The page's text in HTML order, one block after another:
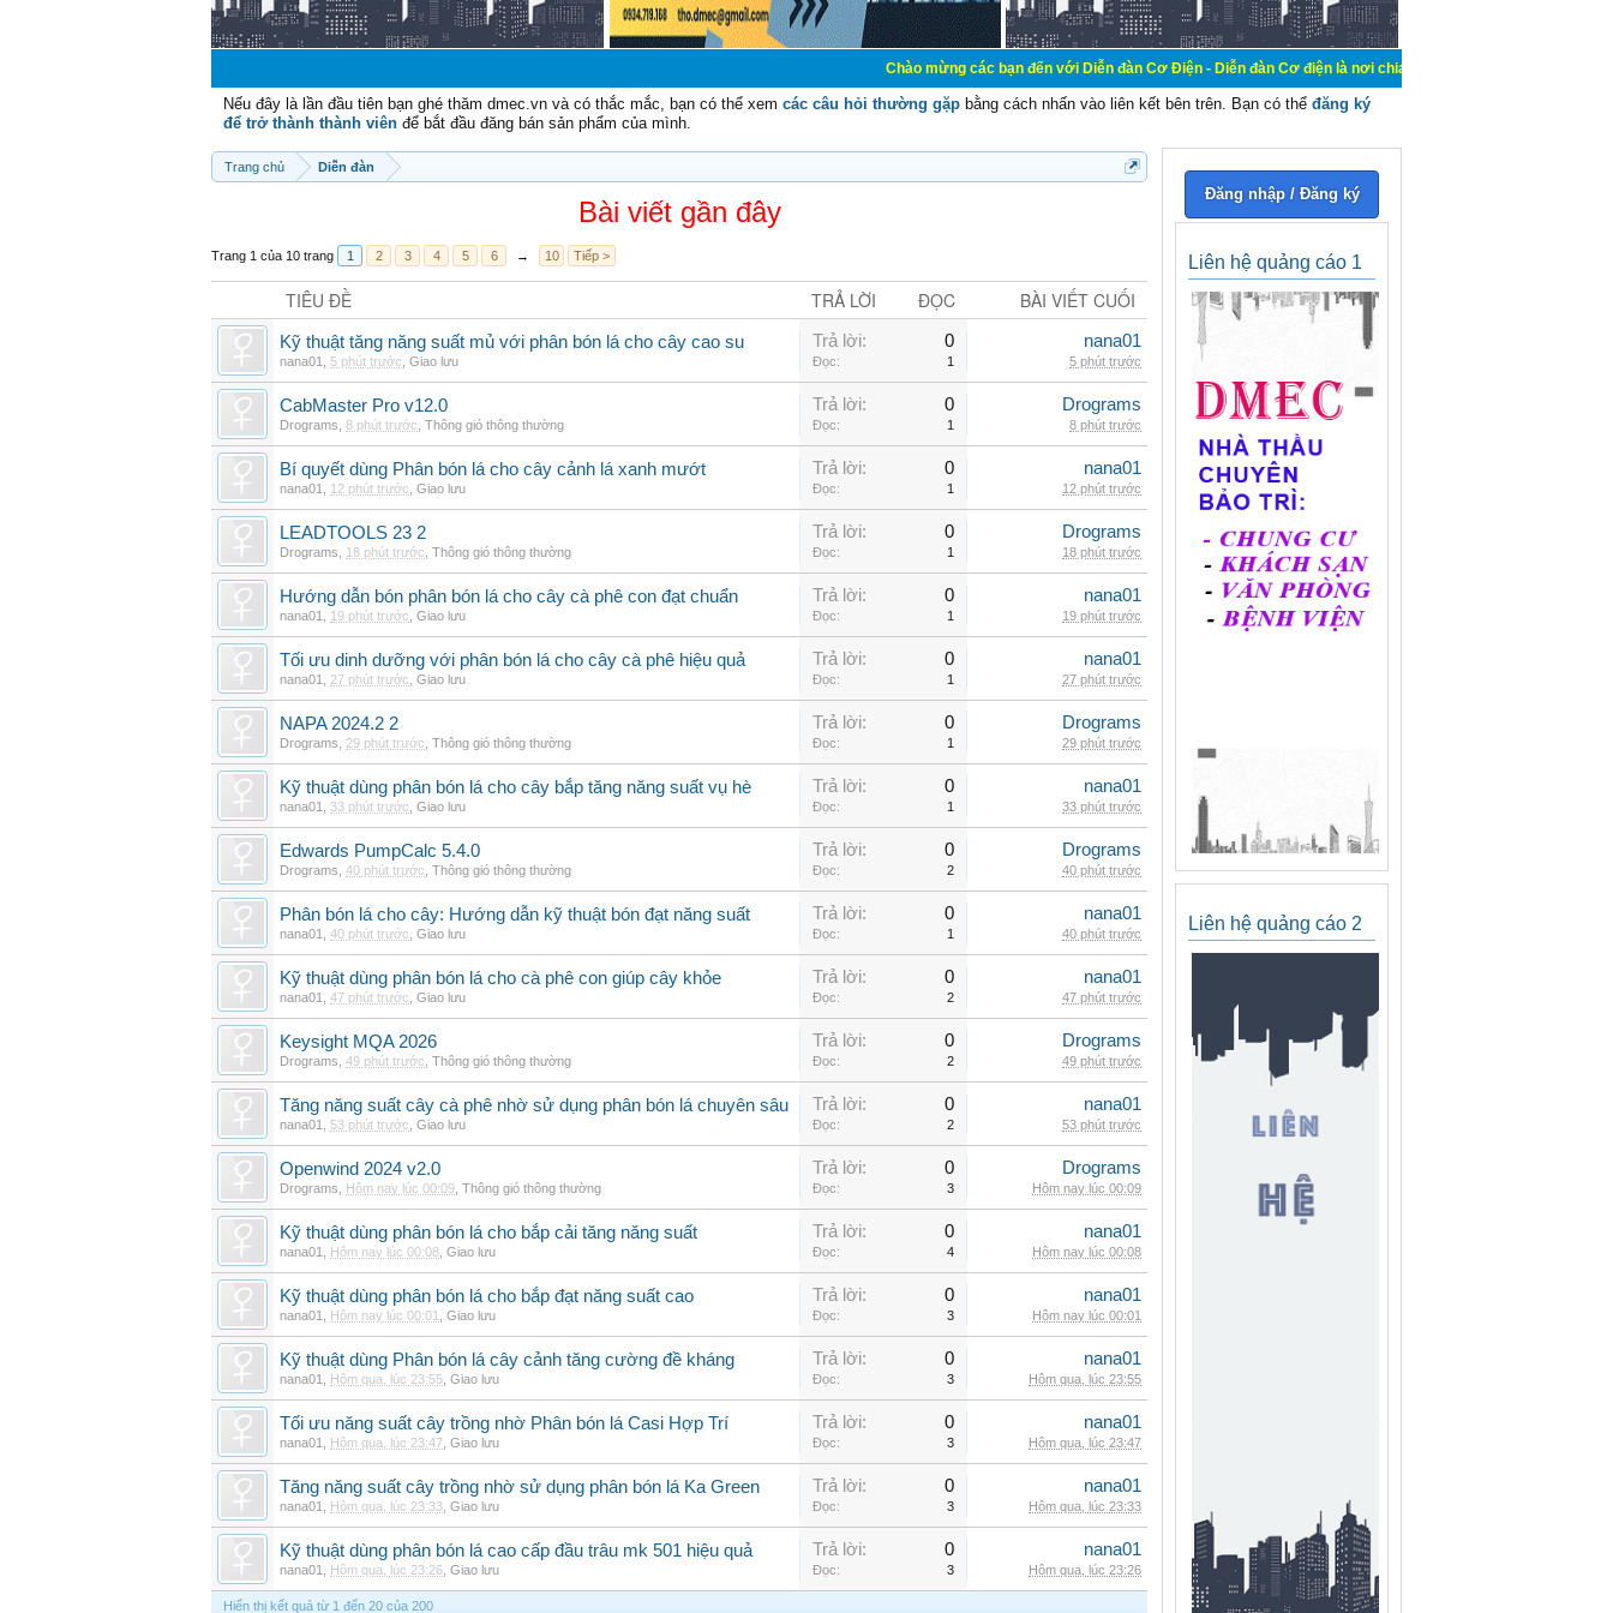
Chào mừng các bạn đến với Diễn đàn Cơ Điện - Diễn đàn Cơ điện là nơi chia sẽ kiến thức kinh nghiệm trong lãnh
Nếu đây là lần đầu tiên bạn ghé thăm dmec.vn và có thắc mắc, bạn có thể xem các câu hỏi thường gặp bằng cách nhấn vào liên kết bên trên. Bạn có thể đăng ký
để trở thành thành viên để bắt đầu đăng bán sản phẩm của mình.
Trang chủ Diễn đàn
Bài viết gần đây
Trang 1 của 10 trang 1 2 3 4 5 6 → 10 Tiếp >
TIÊU ĐỀ TRẢ LỜI ĐỌC BÀI VIẾT CUỐI
Kỹ thuật tăng năng suất mủ với phân bón lá cho cây cao su
nana01 5 phút trước Giao lưu
Trả lời: 0
Đọc: 1
nana01
5 phút trước
CabMaster Pro v12.0
Drograms 8 phút trước Thông gió thông thường
Trả lời: 0
Đọc: 1
Drograms
8 phút trước
Bí quyết dùng Phân bón lá cho cây cảnh lá xanh mướt
nana01 12 phút trước Giao lưu
Trả lời: 0
Đọc: 1
nana01
12 phút trước
LEADTOOLS 23 2
Drograms 18 phút trước Thông gió thông thường
Trả lời: 0
Đọc: 1
Drograms
18 phút trước
Hướng dẫn bón phân bón lá cho cây cà phê con đạt chuẩn
nana01 19 phút trước Giao lưu
Trả lời: 0
Đọc: 1
nana01
19 phút trước
Tối ưu dinh dưỡng với phân bón lá cho cây cà phê hiệu quả
nana01 27 phút trước Giao lưu
Trả lời: 0
Đọc: 1
nana01
27 phút trước
NAPA 2024.2 2
Drograms 29 phút trước Thông gió thông thường
Trả lời: 0
Đọc: 1
Drograms
29 phút trước
Kỹ thuật dùng phân bón lá cho cây bắp tăng năng suất vụ hè
nana01 33 phút trước Giao lưu
Trả lời: 0
Đọc: 1
nana01
33 phút trước
Edwards PumpCalc 5.4.0
Drograms 40 phút trước Thông gió thông thường
Trả lời: 0
Đọc: 2
Drograms
40 phút trước
Phân bón lá cho cây: Hướng dẫn kỹ thuật bón đạt năng suất
nana01 40 phút trước Giao lưu
Trả lời: 0
Đọc: 1
nana01
40 phút trước
Kỹ thuật dùng phân bón lá cho cà phê con giúp cây khỏe
nana01 47 phút trước Giao lưu
Trả lời: 0
Đọc: 2
nana01
47 phút trước
Keysight MQA 2026
Drograms 49 phút trước Thông gió thông thường
Trả lời: 0
Đọc: 2
Drograms
49 phút trước
Tăng năng suất cây cà phê nhờ sử dụng phân bón lá chuyên sâu
nana01 53 phút trước Giao lưu
Trả lời: 0
Đọc: 2
nana01
53 phút trước
Openwind 2024 v2.0
Drograms Hôm nay lúc 00:09 Thông gió thông thường
Trả lời: 0
Đọc: 3
Drograms
Hôm nay lúc 00:09
Kỹ thuật dùng phân bón lá cho bắp cải tăng năng suất
nana01 Hôm nay lúc 00:08 Giao lưu
Trả lời: 0
Đọc: 4
nana01
Hôm nay lúc 00:08
Kỹ thuật dùng phân bón lá cho bắp đạt năng suất cao
nana01 Hôm nay lúc 00:01 Giao lưu
Trả lời: 0
Đọc: 3
nana01
Hôm nay lúc 00:01
Kỹ thuật dùng Phân bón lá cây cảnh tăng cường đề kháng
nana01 Hôm qua, lúc 23:55 Giao lưu
Trả lời: 0
Đọc: 3
nana01
Hôm qua, lúc 23:55
Tối ưu năng suất cây trồng nhờ Phân bón lá Casi Hợp Trí
nana01 Hôm qua, lúc 23:47 Giao lưu
Trả lời: 0
Đọc: 3
nana01
Hôm qua, lúc 23:47
Tăng năng suất cây trồng nhờ sử dụng phân bón lá Ka Green
nana01 Hôm qua, lúc 23:33 Giao lưu
Trả lời: 0
Đọc: 3
nana01
Hôm qua, lúc 23:33
Kỹ thuật dùng phân bón lá cao cấp đầu trâu mk 501 hiệu quả
nana01 Hôm qua, lúc 23:26 Giao lưu
Trả lời: 0
Đọc: 3
nana01
Hôm qua, lúc 23:26
Hiển thị kết quả từ 1 đến 20 của 200
Đăng nhập / Đăng ký
Liên hệ quảng cáo 1
Liên hệ quảng cáo 2